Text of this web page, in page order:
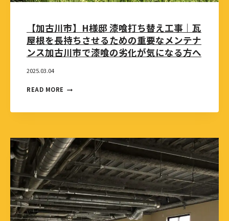
【加古川市】H様邸 漆喰打ち替え工事｜瓦
屋根を長持ちさせるための重要なメンテナ
ンス加古川市で漆喰の劣化が気になる方へ
2025.03.04
READ MORE